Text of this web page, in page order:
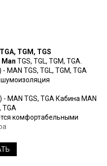
TGM, TGS
Man TGS, TGL, TGM, TGA.
MAN TGS, TGL, TGM, TGA
шумоизоляция
- МАN TGS, TGA Кабина MAN
TGA
комфортабельными
высокая для дальних
можно сказать самая